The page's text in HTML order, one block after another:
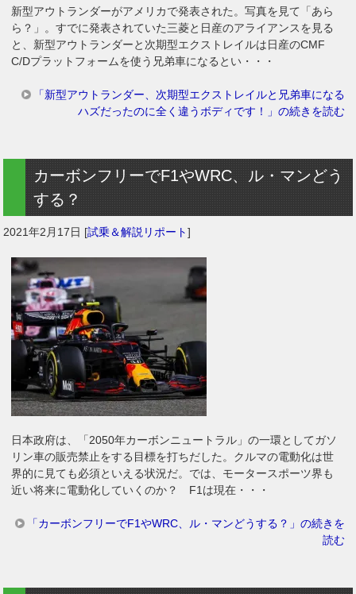
新型アウトランダーがアメリカで発表された。写真を見て「あら
ら？」。すでに発表されていた三菱と日産のアライアンスを見る
と、新型アウトランダーと次期型エクストレイルは日産のCMF
C/Dプラットフォームを使う兄弟車になるとい・・・
「新型アウトランダー、次期型エクストレイルと兄弟車になる
ハズだったのに全く違うボディです！」の続きを読む
カーボンフリーでF1やWRC、ル・マンどう
する？
2021年2月17日 [試乗＆解説リポート]
日本政府は、「2050年カーボンニュートラル」の一環としてガソ
リン車の販売禁止をする目標を打ちだした。クルマの電動化は世
界的に見ても必須といえる状況だ。では、モータースポーツ界も
近い将来に電動化していくのか？ F1は現在・・・
「カーボンフリーでF1やWRC、ル・マンどうする？」の続きを
読む